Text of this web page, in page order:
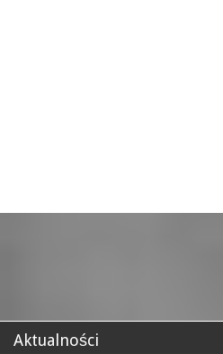
Aktualności